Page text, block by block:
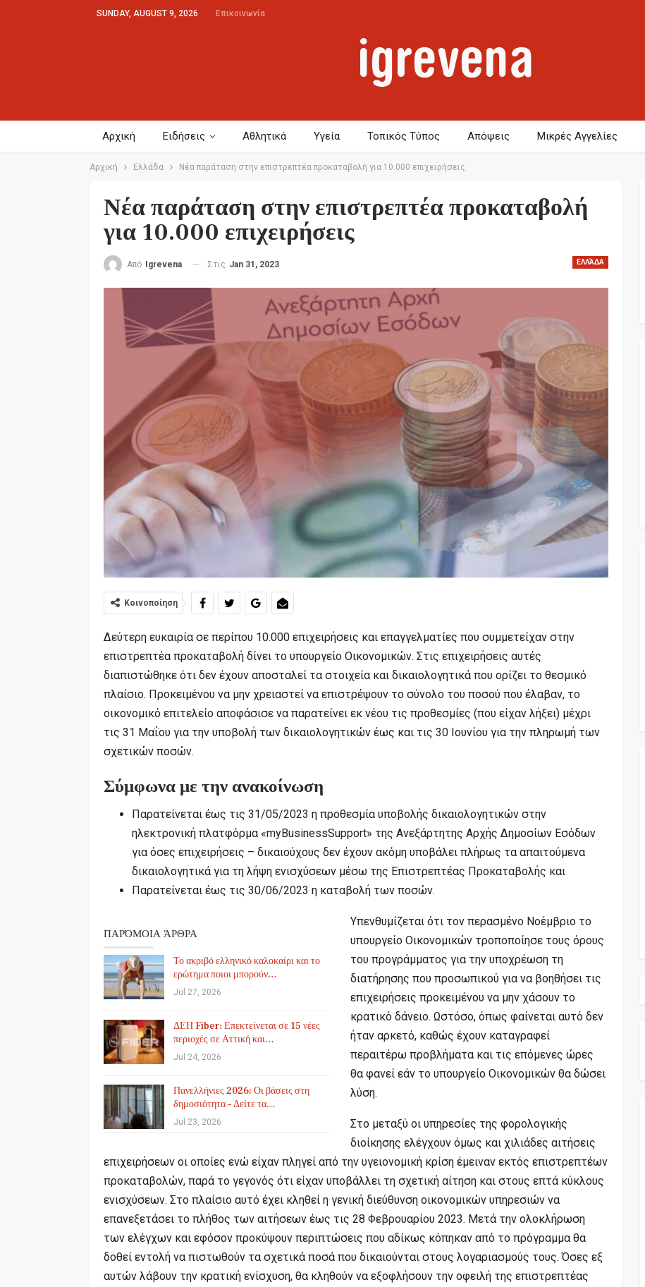
SUNDAY, AUGUST 9, 2026 Επικοινωνία
Αρχική Ειδήσεις Αθλητικά Υγεία Τοπικός Τύπος Απόψεις Μικρές Αγγελίες
Αρχική Ελλάδα Νέα παράταση στην επιστρεπτέα προκαταβολή για 10.000 επιχειρήσεις
Νέα παράταση στην επιστρεπτέα προκαταβολή
για 10.000 επιχειρήσεις
ΕΛΛΆΔΑ
Από Igrevena Στις Jan 31, 2023
Κοινοποίηση
Δεύτερη ευκαιρία σε περίπου 10.000 επιχειρήσεις και επαγγελματίες που συμμετείχαν στην
επιστρεπτέα προκαταβολή δίνει το υπουργείο Οικονομικών. Στις επιχειρήσεις αυτές
διαπιστώθηκε ότι δεν έχουν αποσταλεί τα στοιχεία και δικαιολογητικά που ορίζει το θεσμικό
πλαίσιο. Προκειμένου να μην χρειαστεί να επιστρέψουν το σύνολο του ποσού που έλαβαν, το
οικονομικό επιτελείο αποφάσισε να παρατείνει εκ νέου τις προθεσμίες (που είχαν λήξει) μέχρι
τις 31 Μαΐου για την υποβολή των δικαιολογητικών έως και τις 30 Ιουνίου για την πληρωμή των
σχετικών ποσών.
Σύμφωνα με την ανακοίνωση
Παρατείνεται έως τις 31/05/2023 η προθεσμία υποβολής δικαιολογητικών στην
ηλεκτρονική πλατφόρμα «myBusinessSupport» της Ανεξάρτητης Αρχής Δημοσίων Εσόδων
για όσες επιχειρήσεις – δικαιούχους δεν έχουν ακόμη υποβάλει πλήρως τα απαιτούμενα
δικαιολογητικά για τη λήψη ενισχύσεων μέσω της Επιστρεπτέας Προκαταβολής και
Παρατείνεται έως τις 30/06/2023 η καταβολή των ποσών.
ΠΑΡΌΜΟΙΑ ΆΡΘΡΑ
Το ακριβό ελληνικό καλοκαίρι και το
ερώτημα ποιοι μπορούν…
Jul 27, 2026
ΔΕΗ Fiber: Επεκτείνεται σε 15 νέες
περιοχές σε Αττική και…
Jul 24, 2026
Πανελλήνιες 2026: Οι βάσεις στη
δημοσιότητα – Δείτε τα…
Jul 23, 2026
Υπενθυμίζεται ότι τον περασμένο Νοέμβριο το
υπουργείο Οικονομικών τροποποίησε τους όρους
του προγράμματος για την υποχρέωση τη
διατήρησης που προσωπικού για να βοηθήσει τις
επιχειρήσεις προκειμένου να μην χάσουν το
κρατικό δάνειο. Ωστόσο, όπως φαίνεται αυτό δεν
ήταν αρκετό, καθώς έχουν καταγραφεί
περαιτέρω προβλήματα και τις επόμενες ώρες
θα φανεί εάν το υπουργείο Οικονομικών θα δώσει
λύση.
Στο μεταξύ οι υπηρεσίες της φορολογικής
διοίκησης ελέγχουν όμως και χιλιάδες αιτήσεις
επιχειρήσεων οι οποίες ενώ είχαν πληγεί από την υγειονομική κρίση έμειναν εκτός επιστρεπτέων
προκαταβολών, παρά το γεγονός ότι είχαν υποβάλλει τη σχετική αίτηση και στους επτά κύκλους
ενισχύσεων. Στο πλαίσιο αυτό έχει κληθεί η γενική διεύθυνση οικονομικών υπηρεσιών να
επανεξετάσει το πλήθος των αιτήσεων έως τις 28 Φεβρουαρίου 2023. Μετά την ολοκλήρωση
των ελέγχων και εφόσον προκύψουν περιπτώσεις που αδίκως κόπηκαν από το πρόγραμμα θα
δοθεί εντολή να πιστωθούν τα σχετικά ποσά που δικαιούνται στους λογαριασμούς τους. Όσες εξ
αυτών λάβουν την κρατική ενίσχυση, θα κληθούν να εξοφλήσουν την οφειλή της επιστρεπτέας